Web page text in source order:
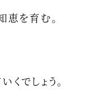
恵を育む。
でしょう。